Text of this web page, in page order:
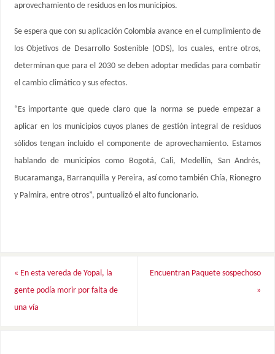
aprovechamiento de residuos en los municipios.
Se espera que con su aplicación Colombia avance en el cumplimiento de
los Objetivos de Desarrollo Sostenible (ODS), los cuales, entre otros,
determinan que para el 2030 se deben adoptar medidas para combatir
el cambio climático y sus efectos.
“Es importante que quede claro que la norma se puede empezar a
aplicar en los municipios cuyos planes de gestión integral de residuos
sólidos tengan incluido el componente de aprovechamiento. Estamos
hablando de municipios como Bogotá, Cali, Medellín, San Andrés,
Bucaramanga, Barranquilla y Pereira, así como también Chía, Rionegro
y Palmira, entre otros”, puntualizó el alto funcionario.
« En esta vereda de Yopal, la
gente podía morir por falta de
una vía
Encuentran Paquete sospechoso
»